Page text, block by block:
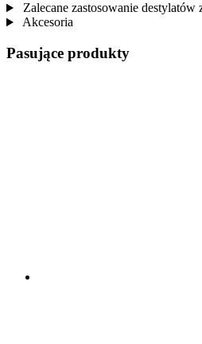
Zalecane zastosowanie destylatów
Akcesoria
Pasujące produkty